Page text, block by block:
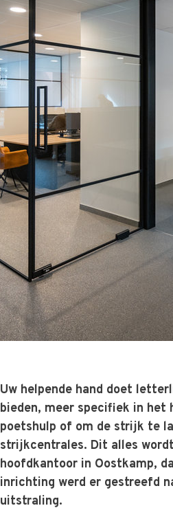
Uw helpende hand doet
bieden, meer specifiek in het
poetshulp of om de strijk te
strijkcentrales. Dit alles
hoofdkantoor in Oostkamp,
inrichting werd er gestreefd
uitstraling.